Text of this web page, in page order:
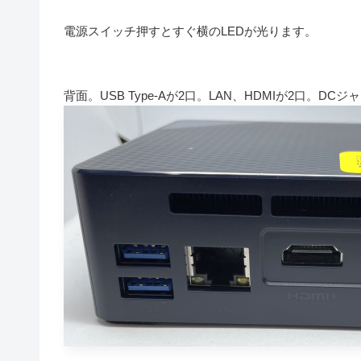
電源スイッチ押すとすぐ横のLEDが光ります。
背面。USB Type-Aが2口。LAN、HDMIが2口。DCジ